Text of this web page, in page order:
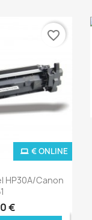
HP30A/Canon
€
€ ONLINE
favorite_border